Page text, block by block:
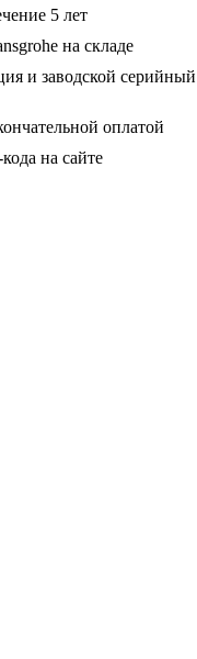
5 лет
на складе
и заводской серийный
оплатой
на сайте